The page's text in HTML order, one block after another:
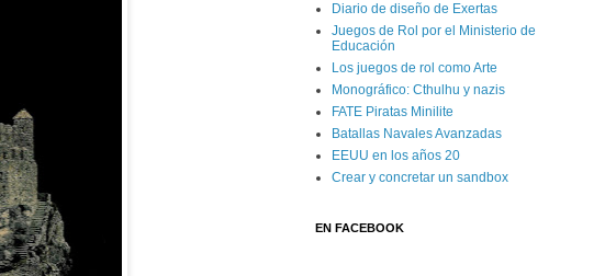
Diario de diseño de Exertas
Juegos de Rol por el Ministerio de
Educación
Los juegos de rol como Arte
Monográfico: Cthulhu y nazis
FATE Piratas Minilite
Batallas Navales Avanzadas
EEUU en los años 20
Crear y concretar un sandbox
EN FACEBOOK